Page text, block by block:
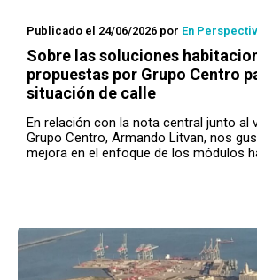
Publicado el 24/06/2026 por En
Sobre las soluciones
propuestas por Grupo Centro
situación de calle
En relación con la nota central junto al
Grupo Centro, Armando Litvan, nos
mejora en el enfoque de los módulos